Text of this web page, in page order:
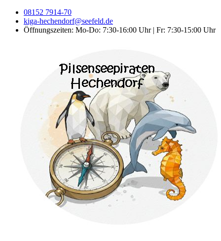
08152 7914-70
kiga-hechendorf@seefeld.de
Öffnungszeiten: Mo-Do: 7:30-16:00 Uhr | Fr: 7:30-15:00 Uhr